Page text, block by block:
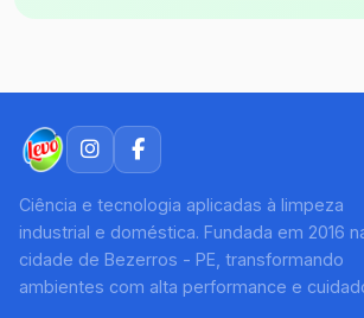
Ciência e tecnologia aplicadas à limpeza
industrial e doméstica. Fundada em 2016
cidade de Bezerros - PE, transformando
ambientes com alta performance e